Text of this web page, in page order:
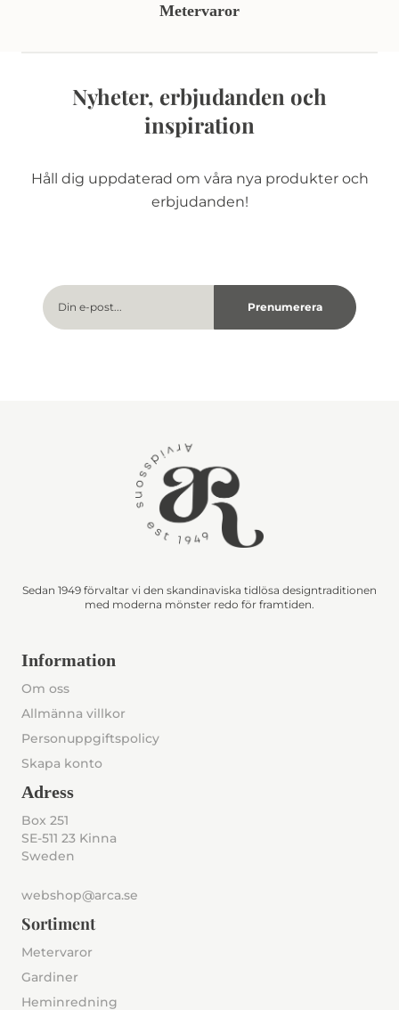
Metervaror
Nyheter, erbjudanden och
inspiration
Håll dig uppdaterad om våra nya produkter och
erbjudanden!
Sedan 1949 förvaltar vi den skandinaviska tidlösa designtraditionen
med moderna mönster redo för framtiden.
Information
Om oss
Allmänna villkor
Personuppgiftspolicy
Skapa konto
Adress
Box 251
SE-511 23 Kinna
Sweden
webshop@arca.se
Sortiment
Metervaror
Gardiner
Heminredning